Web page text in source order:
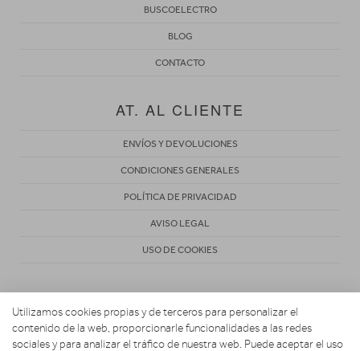
BUSCOELECTRO
BLOG
CONTACTO
AT. AL CLIENTE
ENVÍOS Y DEVOLUCIONES
CONDICIONES GENERALES
POLÍTICA DE PRIVACIDAD
AVISO LEGAL
USO DE COOKIES
Utilizamos cookies propias y de terceros para personalizar el
contenido de la web, proporcionarle funcionalidades a las redes
sociales y para analizar el tráfico de nuestra web. Puede aceptar el uso